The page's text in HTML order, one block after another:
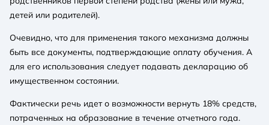
детей или родителей).
Очевидно, что для применения такого механизма должны
быть все документы, подтверждающие оплату обучения. А
для его использования следует подавать декларацию об
имущественном состоянии.
Фактически речь идет о возможности вернуть 18% средств,
потраченных на образование в течение отчетного года.